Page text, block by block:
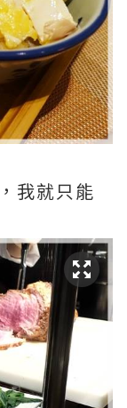
我就只能